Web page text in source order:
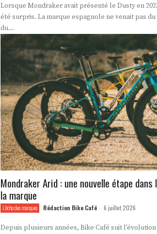
Lorsque Mondraker avait présenté le Dusty en
été surpris. La marque espagnole ne venait pas
du...
Mondraker Arid : une nouvelle étape
la marque
L'écho des marques Rédaction Bike Café - 6 juillet 2026
Depuis plusieurs années, Bike Café suit